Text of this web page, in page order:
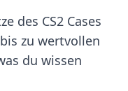
des CS2 Cases
zu wertvollen
du wissen